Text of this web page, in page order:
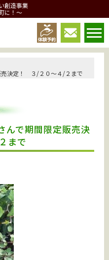
創造事業
に！～
倉敷グリーンファーム
売決定！ ３/２０～４/２まで
んで期間限定販売決
まで